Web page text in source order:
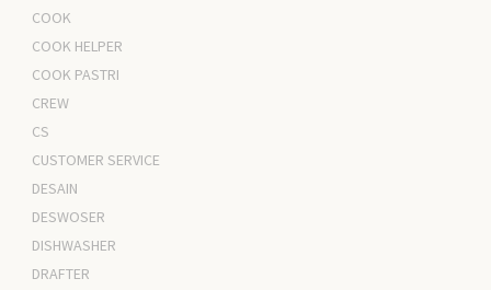
COOK
COOK HELPER
COOK PASTRI
CREW
CS
CUSTOMER SERVICE
DESAIN
DESWOSER
DISHWASHER
DRAFTER